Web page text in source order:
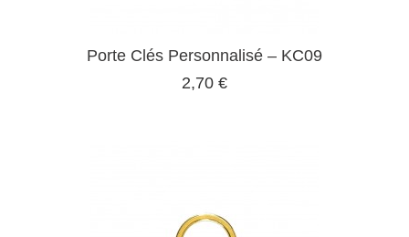
Porte Clés Personnalisé – KC09
2,70 €